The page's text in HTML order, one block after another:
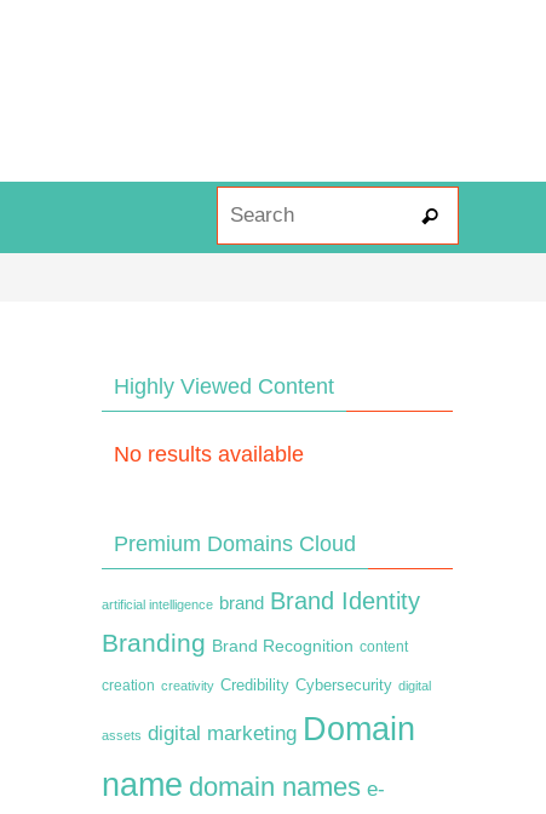
Search
Highly Viewed Content
No results available
Premium Domains Cloud
artificial intelligence brand Brand Identity
Branding Brand Recognition content
creation creativity Credibility Cybersecurity digital
assets digital marketing Domain
name domain names e-